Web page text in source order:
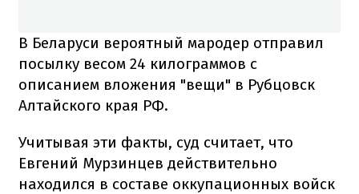
В Беларуси вероятный мародер отправил
посылку весом 24 килограммов с
описанием вложения "вещи" в Рубцовск
Алтайского края РФ.
Учитывая эти факты, суд считает, что
Евгений Мурзинцев действительно
находился в составе оккупационных войск